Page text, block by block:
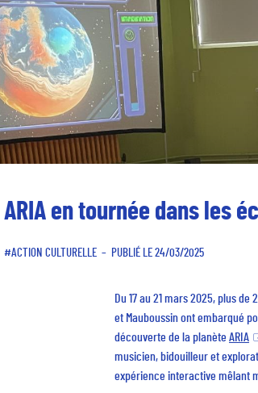
ARIA en tournée dans les
ACTION CULTURELLE PUBLIÉ LE 24/03/2025
Du 17 au 21 mars 2025, plus
et Mauboussin ont embarqué
découverte de la planète ARIA
musicien, bidouilleur et
expérience interactive mêlant